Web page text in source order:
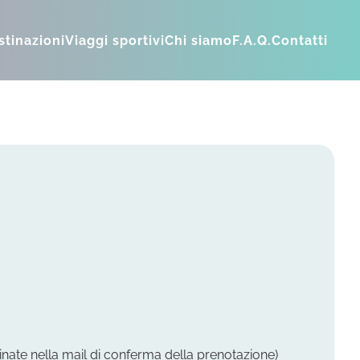
Viaggi sportiviChi siamoF.A.Q.Contatti
nella mail di conferma della prenotazione)